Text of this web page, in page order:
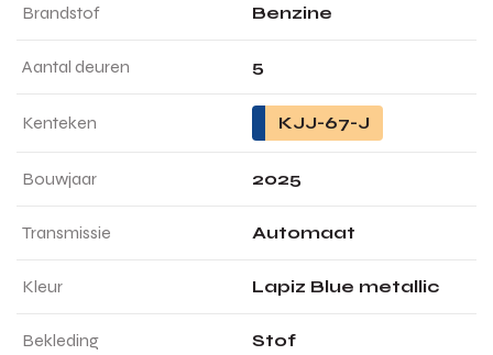
Brandstof Benzine
Aantal deuren 5
Kenteken KJJ-67-J
Bouwjaar 2025
Transmissie Automaat
Kleur Lapiz Blue metallic
Bekleding Stof